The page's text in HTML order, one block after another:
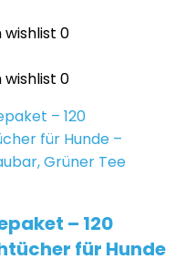
0
0
– 120
für Hunde